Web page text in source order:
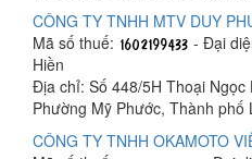
CÔNG TY TNHH MTV DUY
Mã số thuế:
- Đại
Hiền
Địa chỉ: Số 448/5H Thoại
Phường Mỹ Phước, Thành phố
CÔNG TY TNHH OKAMOTO